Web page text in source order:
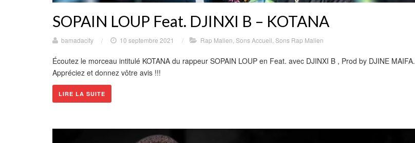
SOPAIN LOUP Feat. DJINXI B – KOTANA
bamadacity / 10 septembre 2021 / Rap Malien Sons Accueil Sons Rap Malien
Écoutez le morceau intitulé KOTANA du rappeur SOPAIN LOUP en Feat. avec DJINXI B , Prod by DJINE MAIFA.
Appréciez et donnez vôtre avis !!!
LIRE LA SUITE